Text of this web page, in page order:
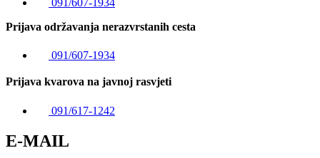
091/607-1934
Prijava održavanja nerazvrstanih cesta
091/607-1934
Prijava kvarova na javnoj rasvjeti
091/617-1242
E-MAIL